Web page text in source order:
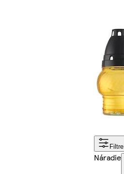
Filtre
Náradie